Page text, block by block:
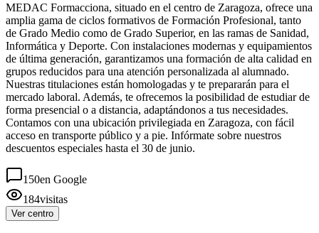
MEDAC Formacciona, situado en el centro de Zaragoza, ofrece una
amplia gama de ciclos formativos de Formación Profesional, tanto
de Grado Medio como de Grado Superior, en las ramas de Sanidad,
Informática y Deporte. Con instalaciones modernas y equipamientos
de última generación, garantizamos una formación de alta calidad en
grupos reducidos para una atención personalizada al alumnado.
Nuestras titulaciones están homologadas y te prepararán para el
mercado laboral. Además, te ofrecemos la posibilidad de estudiar de
forma presencial o a distancia, adaptándonos a tus necesidades.
Contamos con una ubicación privilegiada en Zaragoza, con fácil
acceso en transporte público y a pie. Infórmate sobre nuestros
descuentos especiales hasta el 30 de junio.
150en Google
184visitas
Ver centro